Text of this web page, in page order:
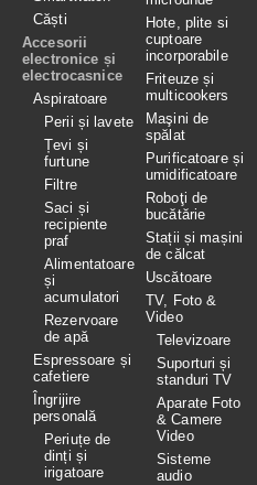
Căști
Accesorii
electronice și
electrocasnice
Aspiratoare
Perii și lavete
Țevi și
furtune
Filtre
Saci și
recipiente
praf
Alimentatoare
și
acumulatori
Rezervoare
de apă
Espressoare și
cafetiere
Îngrijire
personală
Periuțe de
dinți și
irigatoare
Hote, plite si
cuptoare
incorporabile
Friteuze și
multicookers
Maşini de
spălat
Purificatoare și
umidificatoare
Roboţi de
bucătărie
Stații și mașini
de călcat
Uscătoare
TV, Foto &
Video
Televizoare
Suporturi și
standuri TV
Aparate Foto
& Camere
Video
Sisteme
audio